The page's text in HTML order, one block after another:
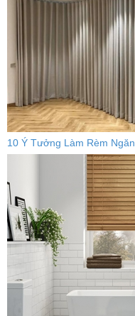
10 Ý Tưởng Làm Rèm